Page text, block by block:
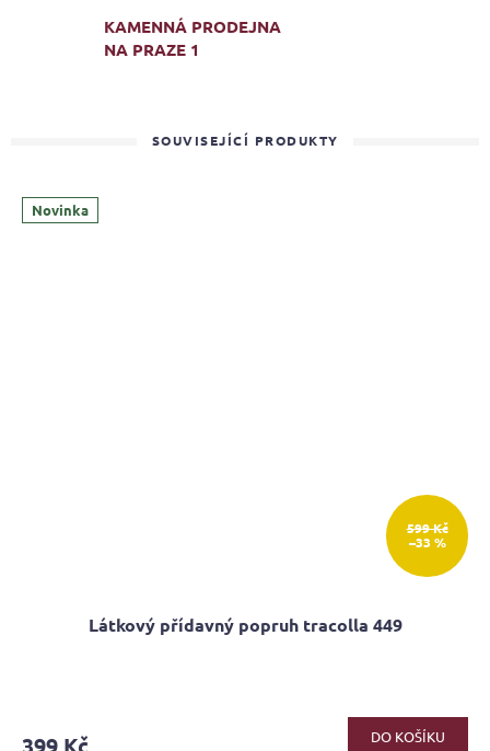
KAMENNÁ PRODEJNA
NA PRAZE 1
SOUVISEJÍCÍ PRODUKTY
Novinka
599 Kč
–33 %
Látkový přídavný popruh tracolla 449
DO KOŠÍKU